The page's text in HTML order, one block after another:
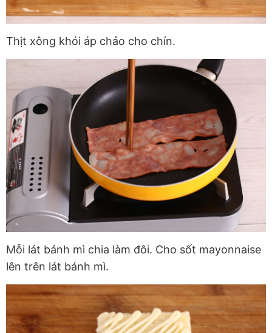
Thịt xông khói áp chảo cho chín.
Mỗi lát bánh mì chia làm đôi. Cho sốt mayonnaise
lên trên lát bánh mì.